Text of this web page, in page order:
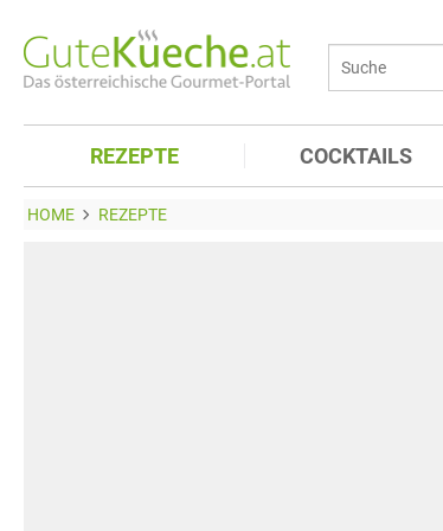
REZEPTE COCKTAILS
HOME REZEPTE